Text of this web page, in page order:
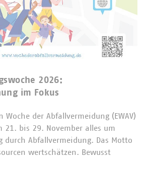
2026:
im Fokus
Woche der Abfallvermeidung (EWAV)
21. bis 29. November alles um
durch Abfallvermeidung. Das Motto
wertschätzen. Bewusst